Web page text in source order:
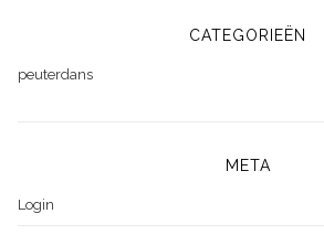
CATEGORIEËN
peuterdans
META
Login